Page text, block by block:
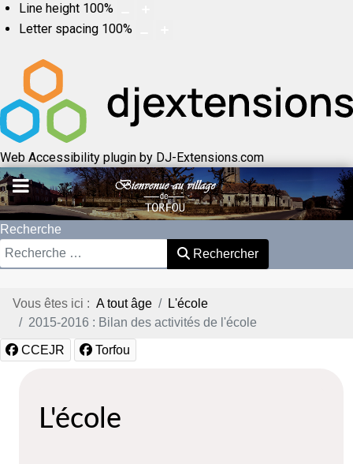
Line height 100%
Letter spacing 100%
Web Accessibility plugin by DJ-Extensions.com
Recherche
Rechercher
Vous êtes ici : A tout âge
L'école
2015-2016 : Bilan des activités de l'école
CCEJR Torfou
L'école